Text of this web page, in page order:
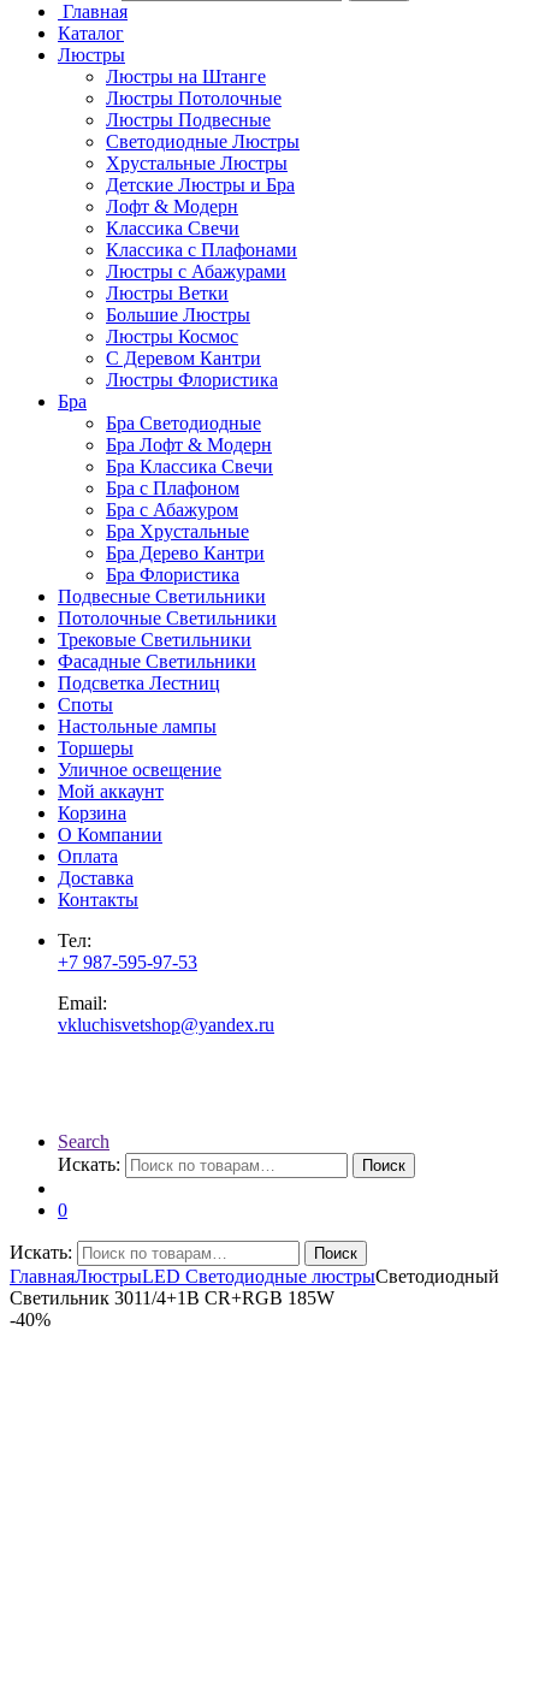
Главная
Каталог
Люстры
Люстры на Штанге
Люстры Потолочные
Люстры Подвесные
Светодиодные Люстры
Хрустальные Люстры
Детские Люстры и Бра
Лофт & Модерн
Классика Свечи
Классика с Плафонами
Люстры с Абажурами
Люстры Ветки
Большие Люстры
Люстры Космос
С Деревом Кантри
Люстры Флористика
Бра
Бра Светодиодные
Бра Лофт & Модерн
Бра Классика Свечи
Бра с Плафоном
Бра с Абажуром
Бра Хрустальные
Бра Дерево Кантри
Бра Флористика
Подвесные Светильники
Потолочные Светильники
Трековые Светильники
Фасадные Светильники
Подсветка Лестниц
Споты
Настольные лампы
Торшеры
Уличное освещение
Мой аккаунт
Корзина
О Компании
Оплата
Доставка
Контакты
Тел:
+7 987-595-97-53
Email:
vkluchisvetshop@yandex.ru
Search
Искать:
Поиск
0
Искать: Поиск
ГлавнаяЛюстрыLED Светодиодные люстрыСветодиодный
Светильник 3011/4+1B CR+RGB 185W
-40%